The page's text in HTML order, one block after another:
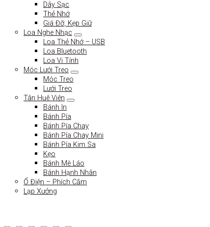
Dây Sạc
Thẻ Nhớ
Giá Đỡ, Kẹp Giữ
Loa Nghe Nhạc
Loa Thẻ Nhớ – USB
Loa Bluetooth
Loa Vi Tính
Móc Lưới Treo
Móc Treo
Lưới Treo
Tân Huê Viên
Bánh In
Bánh Pía
Bánh Pía Chay
Bánh Pía Chay Mini
Bánh Pía Kim Sa
Kẹo
Bánh Mè Láo
Bánh Hạnh Nhân
Ổ Điện – Phích Cắm
Lạp Xưởng